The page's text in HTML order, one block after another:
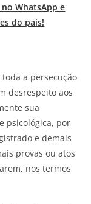
no WhatsApp e
do país!
a persecução
desrespeito aos
sua
psicológica, por
e demais
provas ou atos
nos termos